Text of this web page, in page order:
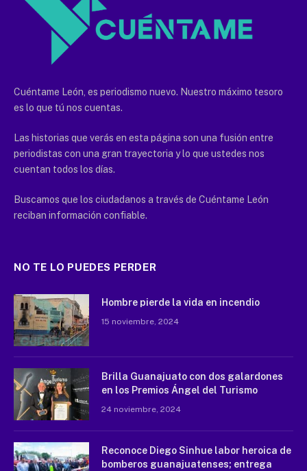
Cuéntame León, es periodismo nuevo. Nuestro máximo tesoro
es lo que tú nos cuentas.
Las historias que verás en esta página son una fusión entre
periodistas con una gran trayectoria y lo que ustedes nos
cuentan todos los días.
Buscamos que los ciudadanos a través de Cuéntame León
reciban información confiable.
NO TE LO PUEDES PERDER
Hombre pierde la vida en incendio
15 noviembre, 2024
Brilla Guanajuato con dos galardones
en los Premios Ángel del Turismo
24 noviembre, 2024
Reconoce Diego Sinhue labor heroica de
bomberos guanajuatenses; entrega